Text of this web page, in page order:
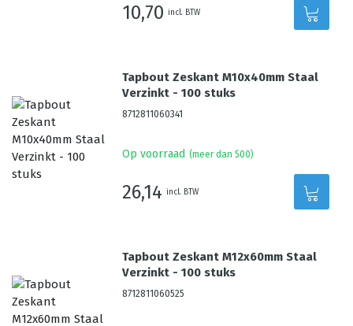
10,70 incl. BTW
Tapbout Zeskant M10x40mm Staal
Verzinkt - 100 stuks
8712811060341
Op voorraad (meer dan 500)
26,14 incl. BTW
Tapbout Zeskant M12x60mm Staal
Verzinkt - 100 stuks
8712811060525